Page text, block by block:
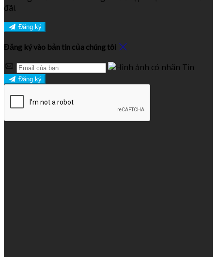
đãi.
Đăng ký
Đăng ký vào bản tin của chúng tôi
Đăng ký